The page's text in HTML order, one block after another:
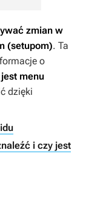
zmian w
(setupom). Ta
o
menu
dzięki
i czy jest